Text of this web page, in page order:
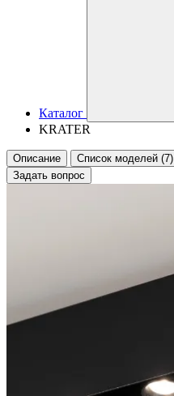
Каталог
KRATER
Описание
Список моделей (7)
Задать вопрос